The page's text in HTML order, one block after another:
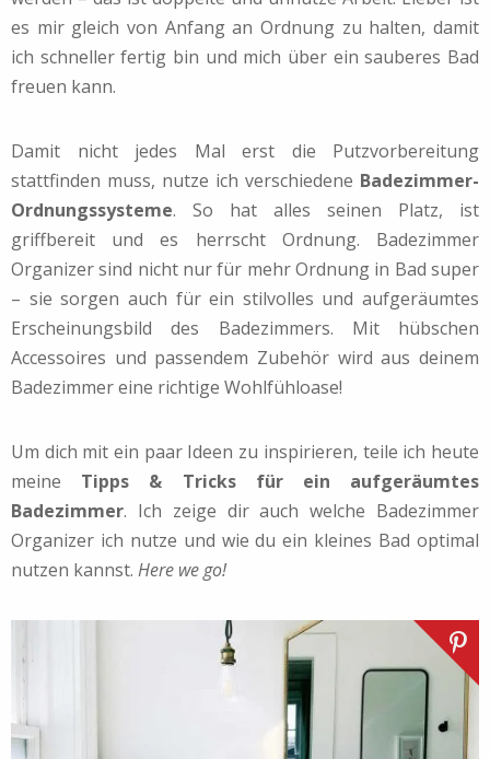
es mir gleich von Anfang an Ordnung zu halten, damit
ich schneller fertig bin und mich über ein sauberes Bad
freuen kann.
Damit nicht jedes Mal erst die Putzvorbereitung
stattfinden muss, nutze ich verschiedene Badezimmer-
Ordnungssysteme. So hat alles seinen Platz, ist
griffbereit und es herrscht Ordnung. Badezimmer
Organizer sind nicht nur für mehr Ordnung in Bad super
– sie sorgen auch für ein stilvolles und aufgeräumtes
Erscheinungsbild des Badezimmers. Mit hübschen
Accessoires und passendem Zubehör wird aus deinem
Badezimmer eine richtige Wohlfühloase!
Um dich mit ein paar Ideen zu inspirieren, teile ich heute
meine Tipps & Tricks für ein aufgeräumtes
Badezimmer. Ich zeige dir auch welche Badezimmer
Organizer ich nutze und wie du ein kleines Bad optimal
nutzen kannst. Here we go!